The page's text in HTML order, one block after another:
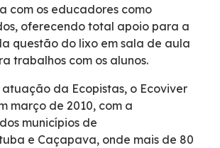
Voluntários ESG
com os educadores como
oferecendo total apoio para a
questão do lixo em sala de aula
trabalhos com os alunos.
da Ecopistas, o Ecoviver
março de 2010, com a
municípios de
e Caçapava, onde mais de 80